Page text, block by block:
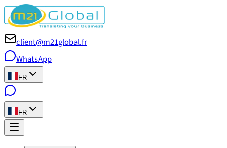
client@m21global.fr
WhatsApp
FR
FR